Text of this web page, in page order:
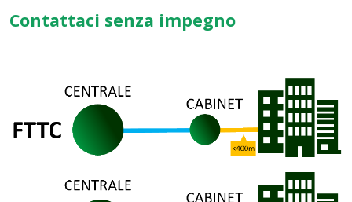
Contattaci senza impegno